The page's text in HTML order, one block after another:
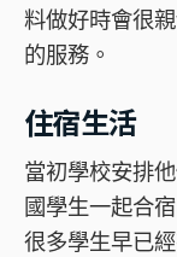
料做好時會很
的服務。
住宿生活
當初學校安排
國學生一起合
很多學生早已